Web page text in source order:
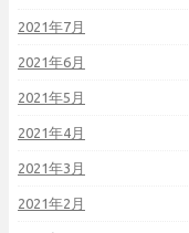
2021年7月
2021年6月
2021年5月
2021年4月
2021年3月
2021年2月